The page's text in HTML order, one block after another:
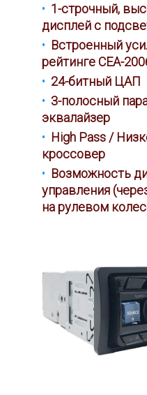
1-строчный,
дисплей с
Встроенный
рейтинге CEA-
24-битный ЦАП
3-полосный
эквалайзер
High Pass /
кроссовер
Возможность
управления
на рулевом